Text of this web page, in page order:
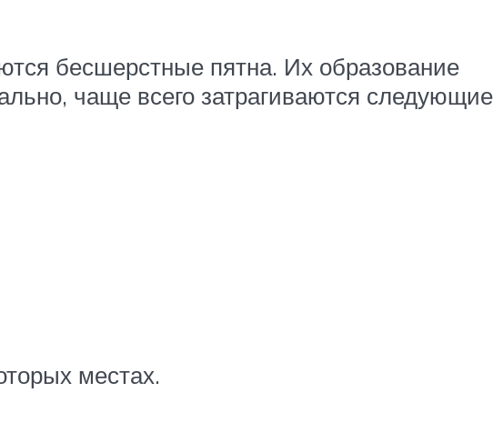
бесшерстные пятна. Их образование
чаще всего затрагиваются следующие
местах.